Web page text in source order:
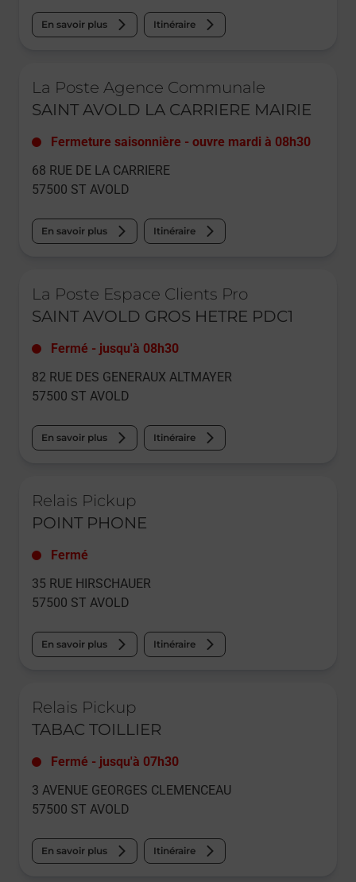
En savoir plus Itinéraire
La Poste Agence Communale
SAINT AVOLD LA CARRIERE MAIRIE
Fermeture saisonnière - ouvre mardi à 08h30
68 RUE DE LA CARRIERE
57500 ST AVOLD
En savoir plus Itinéraire
La Poste Espace Clients Pro
SAINT AVOLD GROS HETRE PDC1
Fermé - jusqu'à 08h30
82 RUE DES GENERAUX ALTMAYER
57500 ST AVOLD
En savoir plus Itinéraire
Relais Pickup
POINT PHONE
Fermé
35 RUE HIRSCHAUER
57500 ST AVOLD
En savoir plus Itinéraire
Relais Pickup
TABAC TOILLIER
Fermé - jusqu'à 07h30
3 AVENUE GEORGES CLEMENCEAU
57500 ST AVOLD
En savoir plus Itinéraire